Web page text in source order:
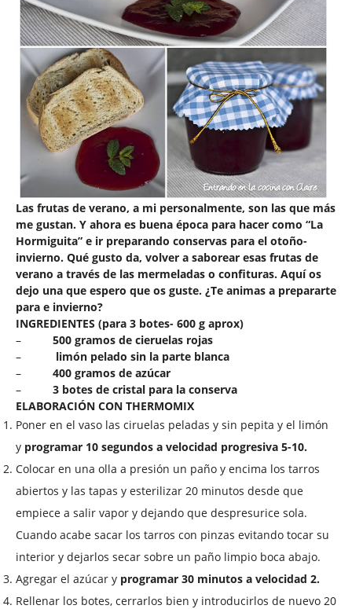
Las frutas de verano, a mi personalmente, son las que más
me gustan. Y ahora es buena época para hacer como “La
Hormiguita” e ir preparando conservas para el otoño-
invierno. Qué gusto da, volver a saborear esas frutas de
verano a través de las mermeladas o confituras. Aquí os
dejo una que espero que os guste. ¿Te animas a prepararte
para e invierno?
INGREDIENTES (para 3 botes- 600 g aprox)
–
500 gramos de cieruelas rojas
–
limón pelado sin la parte blanca
–
400 gramos de azúcar
–
3 botes de cristal para la conserva
ELABORACIÓN CON THERMOMIX
Poner en el vaso las ciruelas peladas y sin pepita y el limón
y programar 10 segundos a velocidad progresiva 5-10.
Colocar en una olla a presión un paño y encima los tarros
abiertos y las tapas y esterilizar 20 minutos desde que
empiece a salir vapor y dejando que despresurice sola.
Cuando acabe sacar los tarros con pinzas evitando tocar su
interior y dejarlos secar sobre un paño limpio boca abajo.
Agregar el azúcar y programar 30 minutos a velocidad 2.
Rellenar los botes, cerrarlos bien y introducirlos de nuevo 20